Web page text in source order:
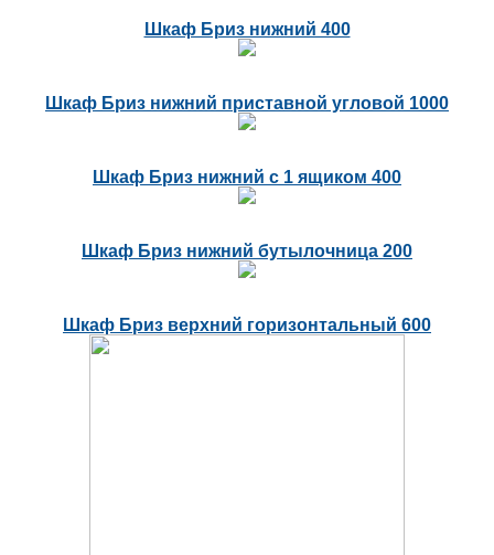
Шкаф Бриз нижний 400
Шкаф Бриз нижний приставной угловой 1000
Шкаф Бриз нижний с 1 ящиком 400
Шкаф Бриз нижний бутылочница 200
Шкаф Бриз верхний горизонтальный 600